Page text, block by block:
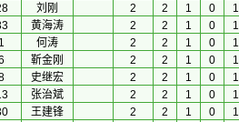
刘刚 2 2 1 0
1
黄海涛 2 2 1 0
1
1 何涛 2 2 1 0
1
靳金刚 2 2 1 0
1
史继宏 2 2 1 0
1
张治斌 2 2 1 0
1
王建锋 2 2 1 0
1